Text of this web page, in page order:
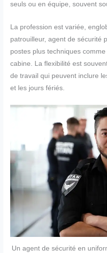
seuls ou en équipe, souvent
La profession est variée,
patrouilleur, agent de sécurité
postes plus techniques
cabine. La flexibilité est
de travail qui peuvent inclure
et les jours fériés.
Un agent de sécurité en